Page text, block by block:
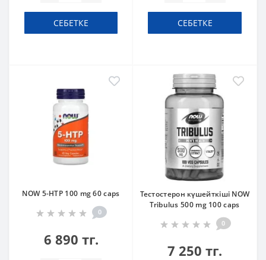
СЕБЕТКЕ СЕБЕТКЕ
NOW 5-HTP 100 mg 60 caps
0
6 890 тг.
Тестостерон күшейткіші NOW
Tribulus 500 mg 100 caps
0
7 250 тг.